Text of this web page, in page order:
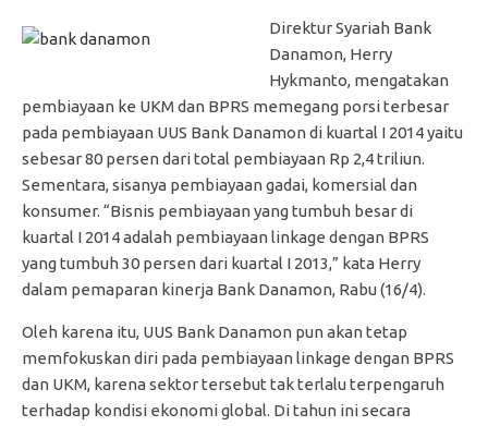
Direktur Syariah Bank
Danamon, Herry
Hykmanto, mengatakan
pembiayaan ke UKM dan BPRS memegang porsi terbesar
pada pembiayaan UUS Bank Danamon di kuartal I 2014 yaitu
sebesar 80 persen dari total pembiayaan Rp 2,4 triliun.
Sementara, sisanya pembiayaan gadai, komersial dan
konsumer. “Bisnis pembiayaan yang tumbuh besar di
kuartal I 2014 adalah pembiayaan linkage dengan BPRS
yang tumbuh 30 persen dari kuartal I 2013,” kata Herry
dalam pemaparan kinerja Bank Danamon, Rabu (16/4).
Oleh karena itu, UUS Bank Danamon pun akan tetap
memfokuskan diri pada pembiayaan linkage dengan BPRS
dan UKM, karena sektor tersebut tak terlalu terpengaruh
terhadap kondisi ekonomi global. Di tahun ini secara